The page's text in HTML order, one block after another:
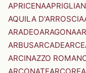
APRICENA
AQUILA D'ARROSCIA
ARADEOARAGONA
ARBUSARCADEARCE
ARCINAZZO